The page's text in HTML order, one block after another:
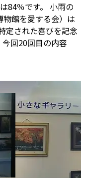
84％です。 小雨の
館を愛する会）は
定された喜びを記念
回20回目の内容